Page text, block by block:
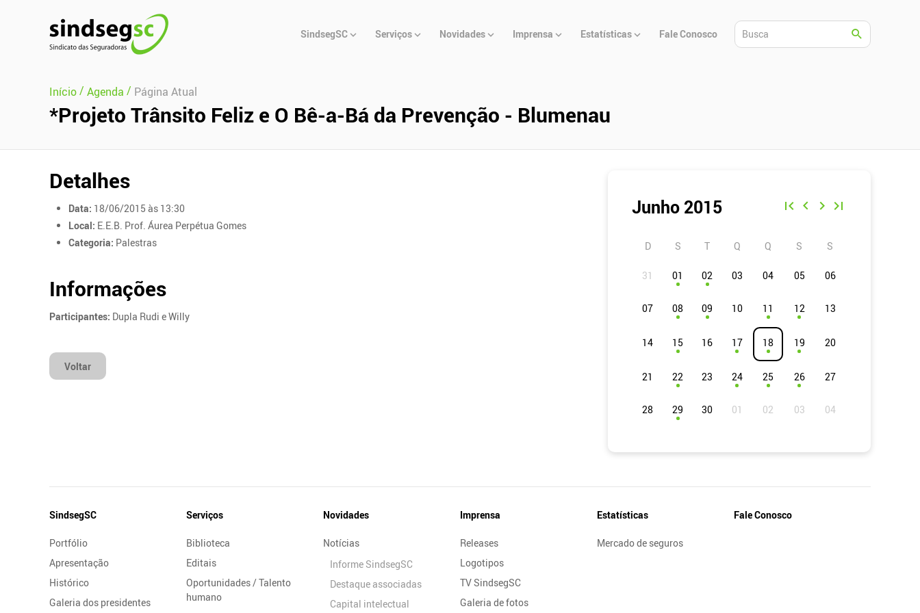
Principal
SindsegSC Serviços Novidades Imprensa Estatísticas Fale Conosco
Início/ Agenda / Página Atual
*Projeto Trânsito Feliz e O Bê-a-Bá da Prevenção - Blumenau
Junho 2015
D S T Q Q S S
01 02 03 04 05 06
07 08 09 10 11 12 13
14 15 16 17 18 19 20
21 22 23 24 25 26 27
28 29 30
Detalhes
Data: 18/06/2015 às 13:30
Local: E.E.B. Prof. Áurea Perpétua Gomes
Categoria: Palestras
Informações
Participantes: Dupla Rudi e Willy
Voltar
Mapa
Site
SindsegSC
Portfólio
Apresentação
Histórico
Galeria dos presidentes
Serviços
Biblioteca
Editais
Oportunidades / Talento
humano
Novidades
Notícias
Informe SindsegSC
Destaque associadas
Capital intelectual
Imprensa
Releases
Logotipos
TV SindsegSC
Galeria de fotos
Estatísticas
Mercado de seguros
Fale Conosco